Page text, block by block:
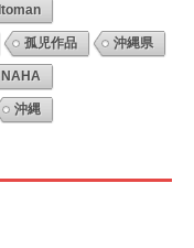
Itoman
孤児作品 沖縄県
NAHA
沖縄